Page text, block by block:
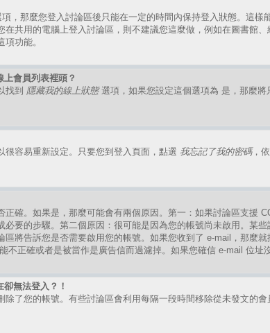
項，那麼您登入討論區後只能在一定的時間內保持登入狀態。這樣
共用的電腦上登入討論區，則不建議您這麼做，例如在圖書館
功能。
會員列表裡頭？
找到 隱藏我的線上狀態選項，如果您設定這個選項為 是 ，那麼
容易重新設定。只要您到登入頁面，點選 我忘記了我的密碼，
正確。如果是，那麼可能會有兩個原因。第一：如果討論區支援
必要的步驟。第二個原因：很可能是因為您的帳號尚未啟用。某
區將告訴您是否需要啟用您的帳號。如果您收到了 e-mail，那麼
不正確或者是被當作是廣告信而過濾掉。如果您確信 e-mail 位址
無法登入？！
了您的帳號。有些討論區會利用每隔一段時間移除從未發文的